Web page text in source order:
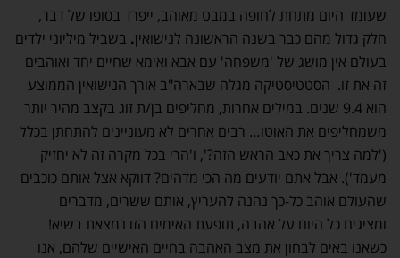
שעומד היום מתחת לחופה במבט מאוהב, ייפרד בסופו של דבר,
חלק גדול מהם כבר בשנה הראשונה לנישואין. בשביל מיליוני ילדים
בעולם אין מושג של 'משפחה' עם אבא ואימא שחיים יחד ואוהבים
זה את זו. הסטטיסטיקה מגלה שבארה"ב אורך הנישואין הממוצע
הוא 9.4 שנים. במילים אחרות, מחליפים בן/ת זוג בקצב מהיר יותר
משמחליפים את האוטו… רבים אחרים לא מעוניינים להתחתן בכלל
('למה צריך את כאב הראש הזה?', ו'הרי בכל מקרה זה לא יחזיק
מעמד'). אבל אתם יודעים מה הכי מדהים? דווקא אצל אותם כוכבים
שהעולם אוהב כל-כך נהנה להעריץ, אותם ששרים, מדברים
ומציגים כל היום על אהבה, תופעת האימים הזו נמצאת בשיא!
כשאנו באים לבחון את מצב האהבה בחיים האישיים שלהם, אנו